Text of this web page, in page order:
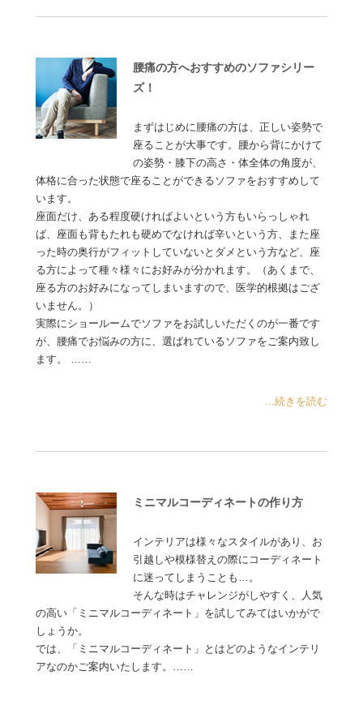
腰痛の方へおすすめのソファシリー
ズ！
まずはじめに腰痛の方は、正しい姿勢で
座ることが大事です。腰から背にかけて
の姿勢・膝下の高さ・体全体の角度が、
体格に合った状態で座ることができるソファをおすすめして
います。
座面だけ、ある程度硬ければよいという方もいらっしゃれ
ば、座面も背もたれも硬めでなければ辛いという方、また座
った時の奥行がフィットしていないとダメという方など、座
る方によって種々様々にお好みが分かれます。（あくまで、
座る方のお好みになってしまいますので、医学的根拠はござ
いません。）
実際にショールームでソファをお試しいただくのが一番です
が、腰痛でお悩みの方に、選ばれているソファをご案内致し
ます。 ……
...続きを読む
ミニマルコーディネートの作り方
インテリアは様々なスタイルがあり、お
引越しや模様替えの際にコーディネート
に迷ってしまうことも…。
そんな時はチャレンジがしやすく、人気
の高い「ミニマルコーディネート」を試してみてはいかがで
しょうか。
では、「ミニマルコーディネート」とはどのようなインテリ
アなのかご案内いたします。……